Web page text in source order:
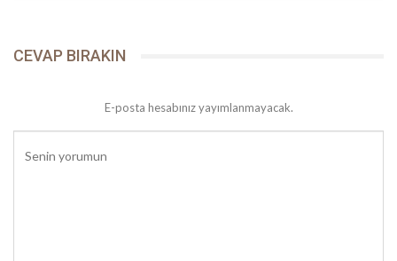
CEVAP BIRAKIN
E-posta hesabınız yayımlanmayacak.